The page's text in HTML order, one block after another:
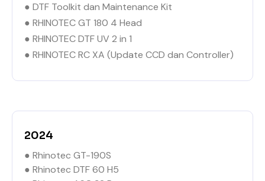
● DTF Toolkit dan Maintenance Kit
● RHINOTEC GT 180 4 Head
● RHINOTEC DTF UV 2 in 1
● RHINOTEC RC XA (Update CCD dan Controller)
2024
● Rhinotec GT-190S
● Rhinotec DTF 60 H5